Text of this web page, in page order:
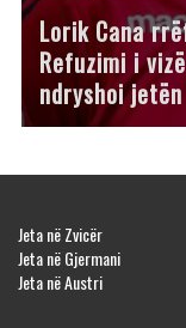
Lorik Cana
Refuzimi i
ndryshoi
Jeta në Zvicër
Jeta në Gjermani
Jeta në Austri